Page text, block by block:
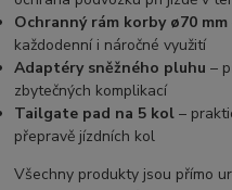
Ochranný rám korby ø70 mm
každodenní i náročné využití
Adaptéry sněžného pluhu –
zbytečných komplikací
Tailgate pad na 5 kol –
přepravě jízdních kol
Všechny produkty jsou přímo